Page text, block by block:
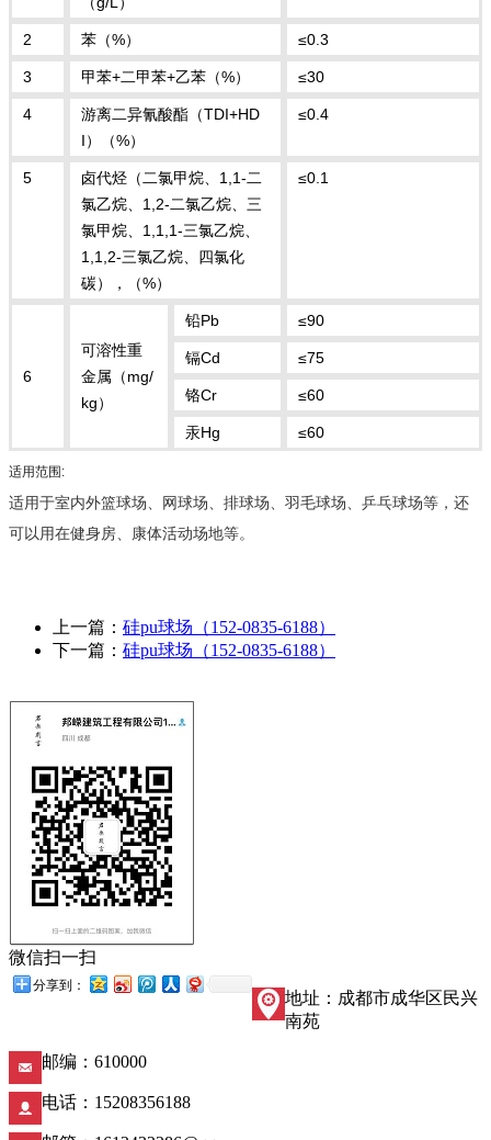
2 苯（%） ≤0.3
3 甲苯+二甲苯+乙苯（%） ≤30
4
游离二异氰酸酯（TDI+HD
I）（%）
≤0.4
5
卤代烃（二氯甲烷、1,1-二
氯乙烷、1,2-二氯乙烷、三
氯甲烷、1,1,1-三氯乙烷、
1,1,2-三氯乙烷、四氯化
碳），（%）
≤0.1
6
可溶性重
金属（mg/
kg）
铅Pb ≤90
镉Cd ≤75
铬Cr ≤60
汞Hg ≤60
适用范围:
适用于室内外篮球场、网球场、排球场、羽毛球场、乒乓球场等，还
可以用在健身房、康体活动场地等。
上一篇： 硅pu球场（152-0835-6188）
下一篇： 硅pu球场（152-0835-6188）
微信扫一扫
分享到：
地址：成都市成华区民兴
南苑
邮编：610000
电话：15208356188